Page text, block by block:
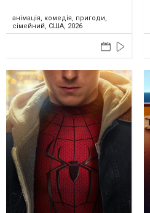
анімація, комедія, пригоди,
сімейний, США, 2026